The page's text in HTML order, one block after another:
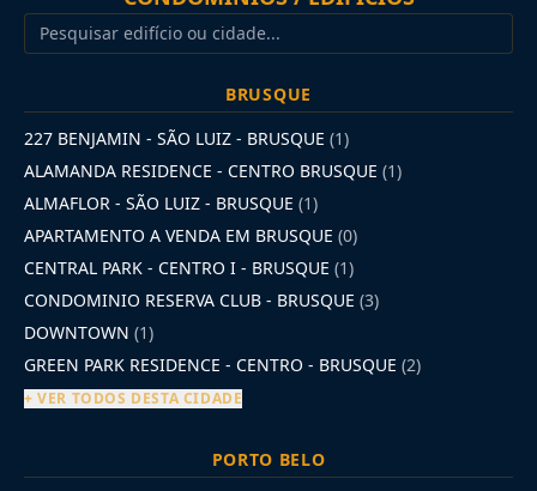
BRUSQUE
227 BENJAMIN - SÃO LUIZ - BRUSQUE (1)
ALAMANDA RESIDENCE - CENTRO BRUSQUE (1)
ALMAFLOR - SÃO LUIZ - BRUSQUE (1)
APARTAMENTO A VENDA EM BRUSQUE (0)
CENTRAL PARK - CENTRO I - BRUSQUE (1)
CONDOMINIO RESERVA CLUB - BRUSQUE (3)
DOWNTOWN (1)
GREEN PARK RESIDENCE - CENTRO - BRUSQUE (2)
+ VER TODOS DESTA CIDADE
PORTO BELO